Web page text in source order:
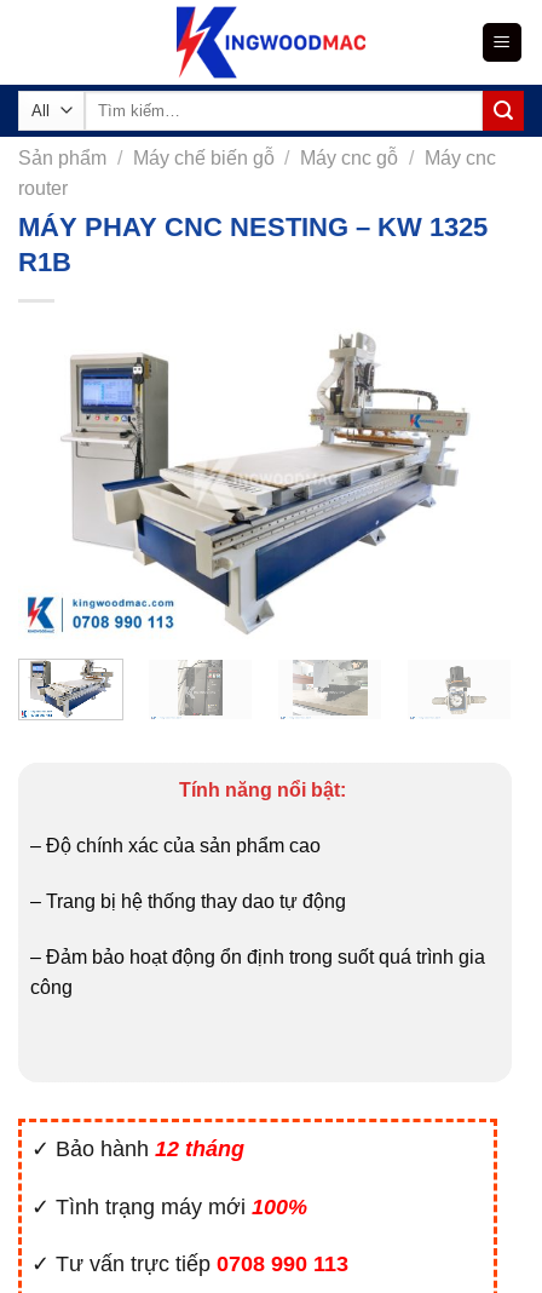
Tìm
Sản phẩm / Máy chế biến gỗ / Máy cnc gỗ /
Máy cnc
router
MÁY PHAY CNC NESTING – KW 1325
R1B
Tính năng nổi bật:
– Độ chính xác của sản phẩm cao
– Trang bị hệ thống thay dao tự động
– Đảm bảo hoạt động ổn định trong suốt quá trình gia
công
✓ Bảo hành 12 tháng
✓ Tình trạng máy mới 100%
✓ Tư vấn trực tiếp 0708 990 113